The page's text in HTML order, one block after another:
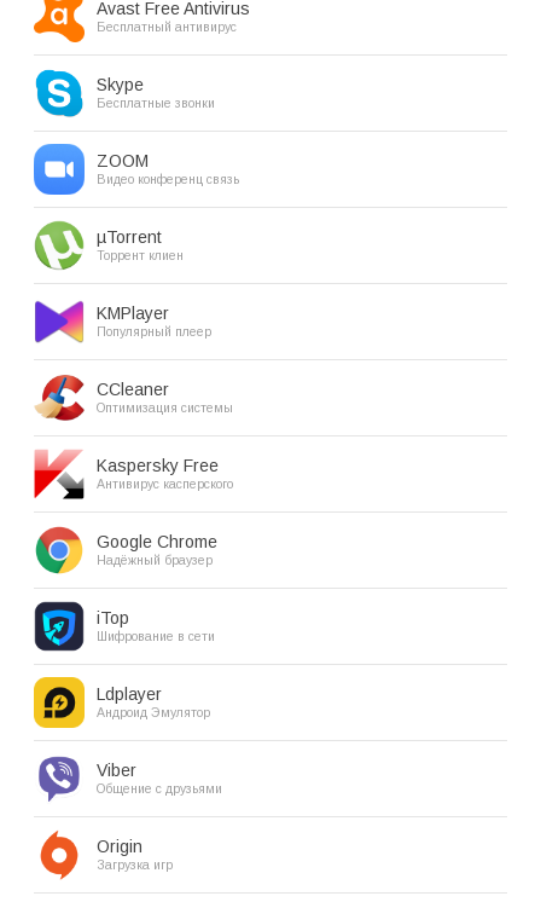
Avast Free Antivirus
Бесплатный антивирус
Skype
Бесплатные звонки
ZOOM
Видео конференц связь
µTorrent
Торрент клиен
KMPlayer
Популярный плеер
CCleaner
Оптимизация системы
Kaspersky Free
Антивирус касперского
Google Chrome
Надёжный браузер
iTop
Шифрование в сети
Ldplayer
Андроид Эмулятор
Viber
Общение с друзьями
Origin
Загрузка игр